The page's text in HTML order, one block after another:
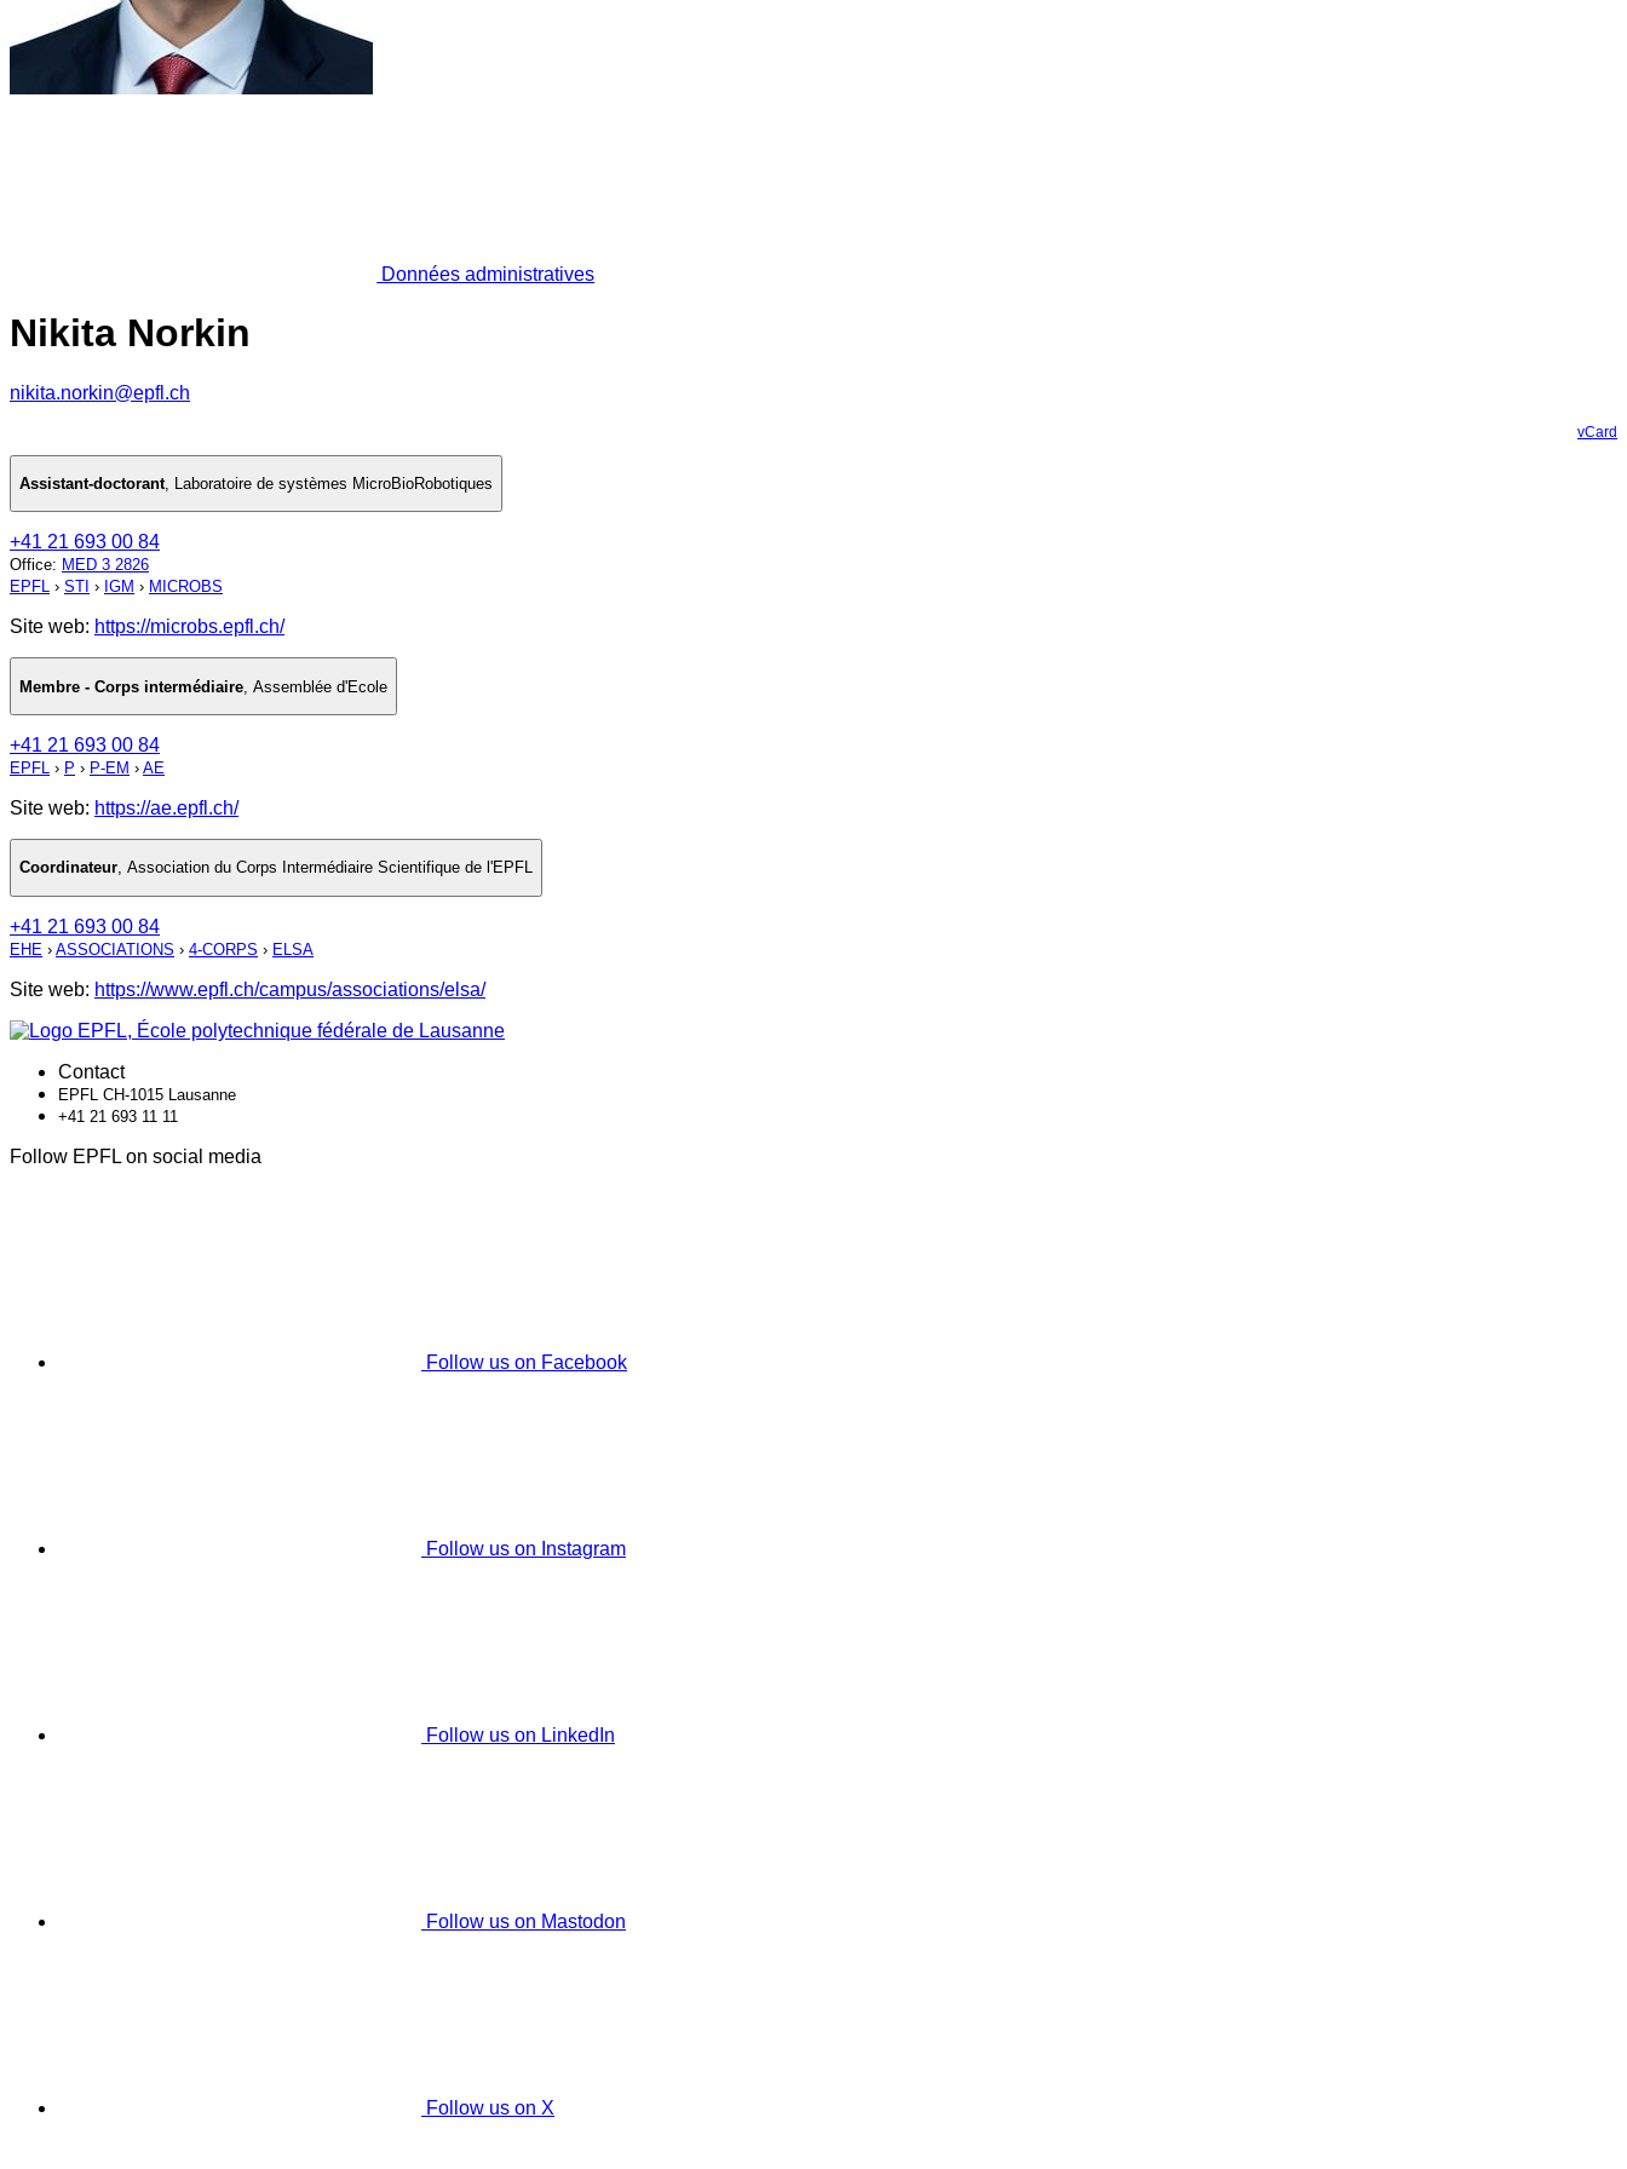
Données administratives
Nikita Norkin
nikita.norkin@epfl.ch
vCard
Assistant-doctorant, Laboratoire de systèmes MicroBioRobotiques
+41 21 693 00 84
Office: MED 3 2826
EPFL › STI › IGM › MICROBS
Site web: https://microbs.epfl.ch/
Membre - Corps intermédiaire Assemblée d'Ecole
+41 21 693 00 84
EPFL › P › P-EM › AE
Site web: https://ae.epfl.ch/
Coordinateur, Association du Corps Intermédiaire Scientifique de l'EPFL
+41 21 693 00 84
EHE › ASSOCIATIONS › 4-CORPS › ELSA
Site web: https://www.epfl.ch/campus/associations/elsa/
Contact
EPFL CH-1015 Lausanne
+41 21 693 11 11
Follow EPFL on social media
Follow us on Facebook
Follow us on Instagram
Follow us on LinkedIn
Follow us on Mastodon
Follow us on X